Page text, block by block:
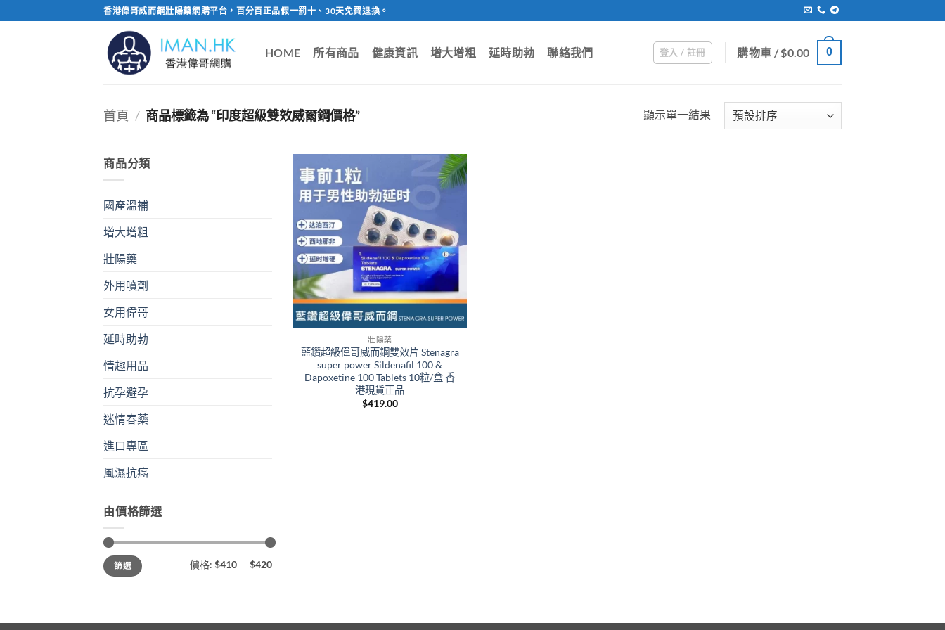
to
香港偉哥威而鋼壯陽藥網購平台，百分百正品假一罰十、30天免費退換。
HOME 所有商品 健康資訊 增大增粗 延時助勃 聯絡我們 登入 / 註冊 購物車 /$0.00 0
首頁 / 商品標籤為 “印度超級雙效威爾鋼價格” 顯示單一結果
商品分類
國產溫補
增大增粗
壯陽藥
外用噴劑
女用偉哥
延時助勃
情趣用品
抗孕避孕
迷情春藥
進口專區
風濕抗癌
由價格篩選
最
低
價
最
高
價
篩選 價格: $410 — $420
壯陽藥
藍鑽超級偉哥威而鋼雙效片 Stenagra
super power Sildenafil 100 &
Dapoxetine 100 Tablets 10粒/盒 香
港現貨正品
$419.00